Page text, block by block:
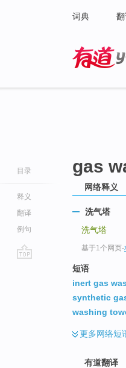
词典
目录
释义
翻译
例句
gas
网络释义
洗气塔
洗气塔
基于1个网页-
短语
inert gas
synthetic
washing
更多网络短
有道翻译